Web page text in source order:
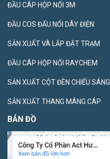
ĐẦU CÁP HỘP NỐI 3M
ĐẦU COS ĐẤU NỐI DÂY ĐIỆN
SẢN XUẤT VÀ LẮP ĐẶT TRẠM
ĐẦU CÁP HỘP NỐI RAYCHEM
SẢN XUẤT CỘT ĐÈN CHIẾU SÁNG
SẢN XUẤT THANG MÁNG CÁP
BẢN ĐỒ